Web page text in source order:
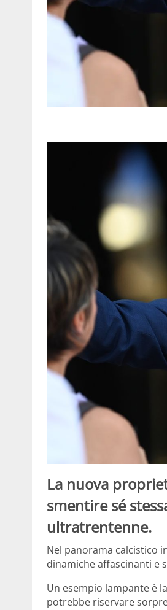
La nuova
smentire sé
ultratrentenne.
Nel panorama calcistico
dinamiche affascinanti e
Un esempio lampante è
potrebbe riservare